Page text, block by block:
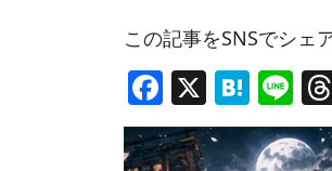
この記事をSNSでシェ
Facebook
X